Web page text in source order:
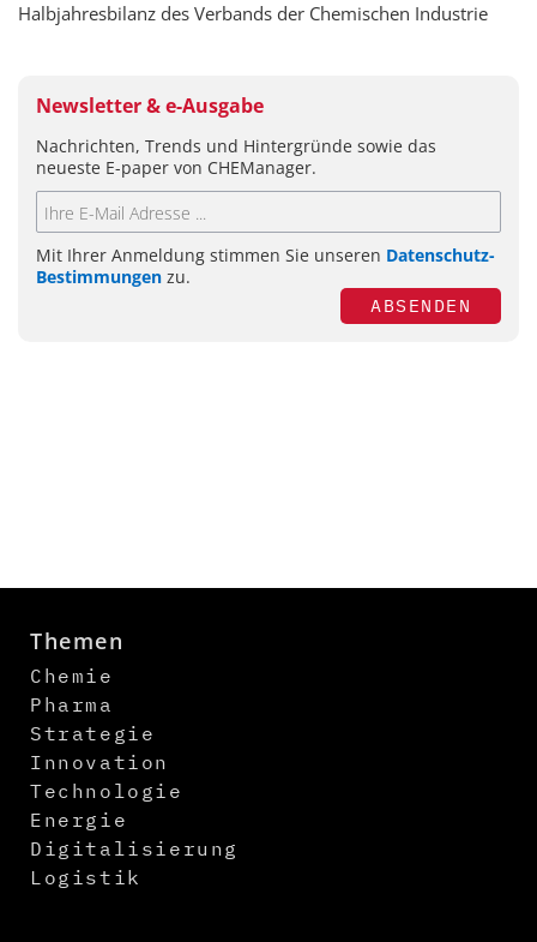
Halbjahresbilanz des Verbands der Chemischen Industrie
Newsletter & e-Ausgabe
Nachrichten, Trends und Hintergründe sowie das
neueste E-paper von CHEManager.
Mit Ihrer Anmeldung stimmen Sie unseren Datenschutz-
Bestimmungen zu.
ABSENDEN
Themen
Chemie
Pharma
Strategie
Innovation
Technologie
Energie
Digitalisierung
Logistik